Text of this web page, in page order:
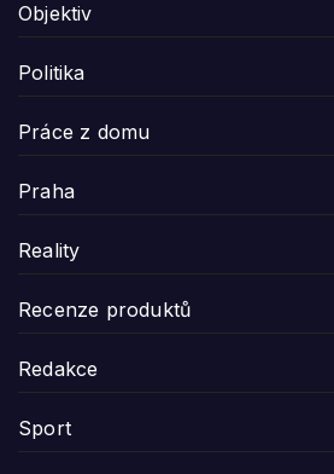
Objektiv
Politika
Práce z domu
Praha
Reality
Recenze produktů
Redakce
Sport